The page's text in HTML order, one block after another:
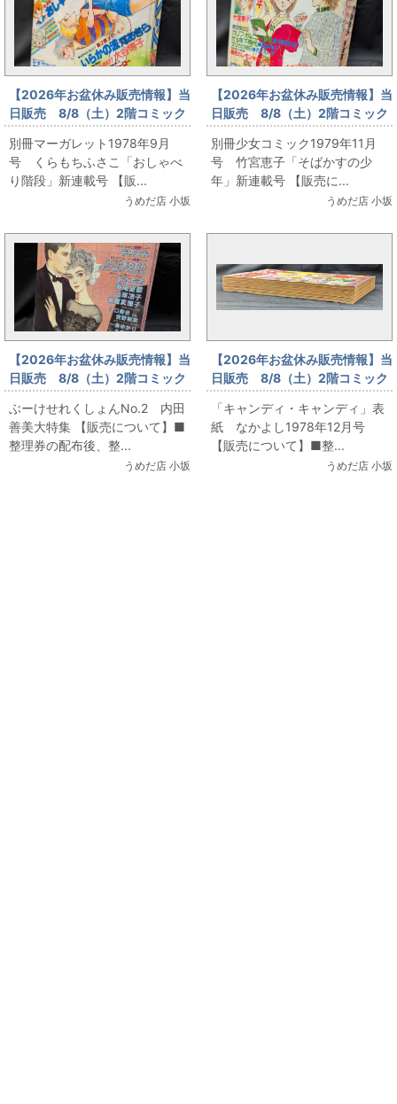
【2026年お盆休み販売情報】当
日販売 8/8（土）2階コミック
フロア 別冊マーガレット1978
年9月号 くらもちふさこ「おし
ゃべり階段」新連載号
別冊マーガレット1978年9月
号 くらもちふさこ「おしゃべ
り階段」新連載号 【販...
うめだ店 小坂
【2026年お盆休み販売情報】当
日販売 8/8（土）2階コミック
フロア 別冊少女コミック1979
年11月号 竹宮恵子「そばかす
の少年」新連載号
別冊少女コミック1979年11月
号 竹宮恵子「そばかすの少
年」新連載号 【販売に...
うめだ店 小坂
【2026年お盆休み販売情報】当
日販売 8/8（土）2階コミック
フロア ぶーけせれくしょん
No.2 内田善美大特集
ぶーけせれくしょんNo.2 内田
善美大特集 【販売について】■
整理券の配布後、整...
うめだ店 小坂
【2026年お盆休み販売情報】当
日販売 8/8（土）2階コミック
フロア「キャンディ・キャンデ
ィ」表紙 なかよし1978年12月
号
「キャンディ・キャンディ」表
紙 なかよし1978年12月号
【販売について】■整...
うめだ店 小坂